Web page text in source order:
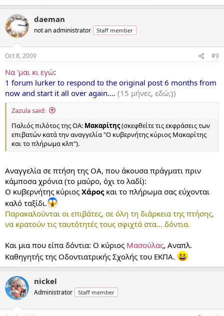
daeman
not an administrator Staff member
Oct 8, 2009 #9
Να 'μαι κι εγώ:
1 forum lurker to respond to the original post 6 months from
now and start it all over again.... (15 μήνες, εδώ;))
Zazula said:
Παλιός πιλότος της ΟΑ: Μακαρίτης(σκεφθείτε τις εκφράσεις των
επιβατών κατά την αναγγελία "Ο κυβερνήτης κύριος Μακαρίτης
και το πλήρωμα κλπ").
Αναγγελία σε πτήση της ΟΑ, που άκουσα πράγματι πριν
κάμποσα χρόνια (το μαύρο, όχι το λαδί):
Ο κυβερνήτης κύριος Χάροςκαι το πλήρωμα σας εύχονται
καλό ταξίδι.
Παρακαλούνται οι επιβάτες, σε όλη τη διάρκεια της πτήσης,
να κρατούν τις ταυτότητές τους σφιχτά στα... δόντια.
Και μια που είπα δόντια: Ο κύριος Μασούλας, Αναπλ.
Καθηγητής της Οδοντιατρικής Σχολής του ΕΚΠΑ.
nickel
Administrator Staff member